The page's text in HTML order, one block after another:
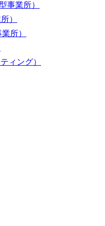
事業所）
）
所）
ィング）